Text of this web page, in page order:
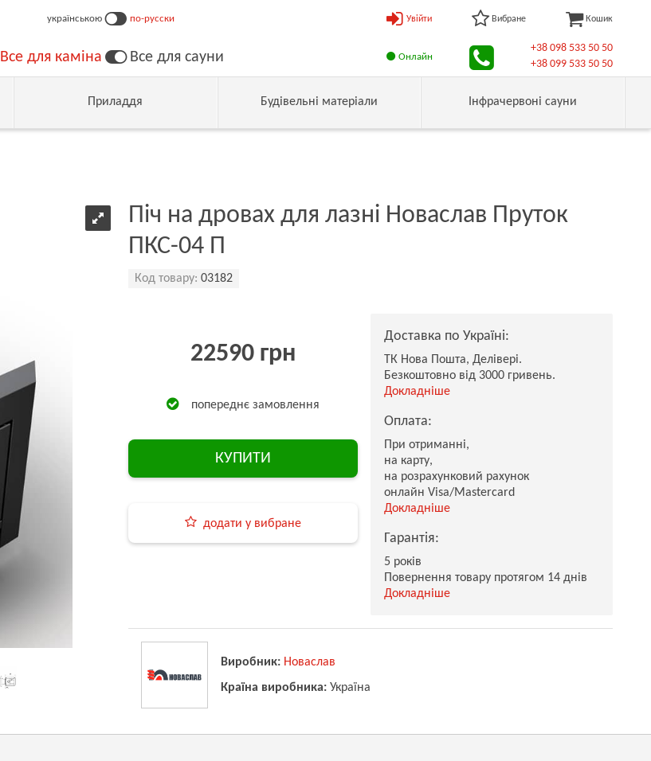
українською по-русски
Все для каміна Все для сауни
Увійти Вибране Кошик
Онлайн
+38 098 533 50 50
+38 099 533 50 50
Приладдя Будівельні матеріали Інфрачервоні сауни
Піч на дровах для лазні Новаслав Пруток
ПКС-04 П
Код товару: 03182
22590 грн
попереднє замовлення
КУПИТИ
додати у вибране
Доставка по Україні:
ТК Нова Пошта, Делівері.
Безкоштовно від 3000 гривень.
Докладніше
Оплата:
При отриманні,
на карту,
на розрахунковий рахунок
онлайн Visa/Mastercard
Докладніше
Гарантія:
5 років
Повернення товару протягом 14 днів
Докладніше
Виробник: Новаслав
Країна виробника: Україна